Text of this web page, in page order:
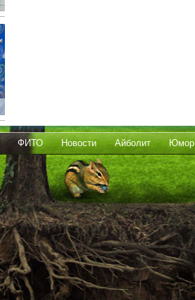
ФИТО Новости Айболит Юмор